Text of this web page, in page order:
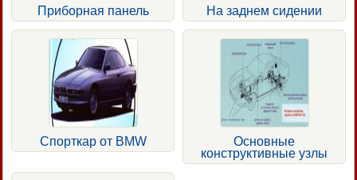
Приборная панель На заднем сидении
Спорткар от BMW
Основные
конструктивные узлы